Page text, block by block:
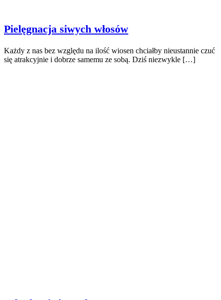
Pielęgnacja siwych włosów
Każdy z nas bez względu na ilość wiosen chciałby nieustannie czuć
się atrakcyjnie i dobrze samemu ze sobą. Dziś niezwykle […]